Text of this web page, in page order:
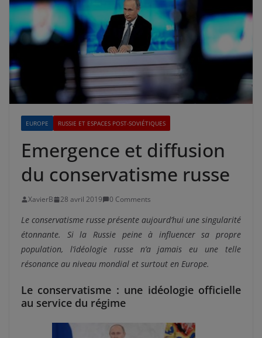
EUROPE RUSSIE ET ESPACES POST-SOVIÉTIQUES
Emergence et diffusion
du conservatisme russe
XavierB 28 avril 2019 0 Comments
Le conservatisme russe présente aujourd’hui une singularité
étonnante. Si la Russie peine à influencer sa propre
population, l’idéologie russe n’a jamais eu une telle
résonance au niveau mondial et surtout en Europe.
Le conservatisme : une idéologie officielle
au service du régime